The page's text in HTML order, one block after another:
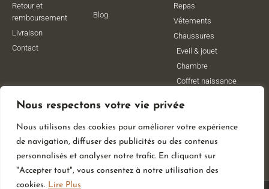
Nous respectons votre vie privée
Nous utilisons des cookies pour améliorer votre expérience
de navigation, diffuser des publicités ou des contenus
personnalisés et analyser notre trafic. En cliquant sur
"Accepter tout", vous consentez à notre utilisation des
cookies. Lire Plus
Retour et
remboursement
Livraison
Contact
Blog
Repas
Vêtements
Chaussures
Eveil & jouet
Chambre
Coffret naissance
Vêtements de
grossesse
Lithothérapie
Poussettes